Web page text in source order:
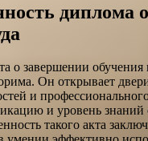
о завершении
Он открывает
и
и уровень знаний
такого акта